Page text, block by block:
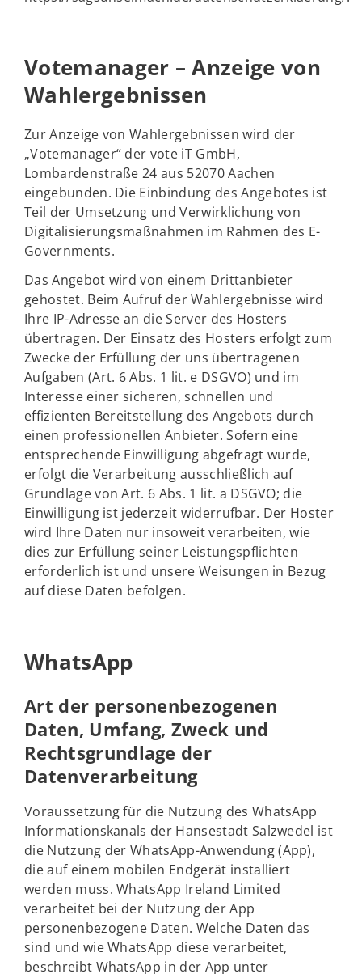
Votemanager – Anzeige von
Wahlergebnissen
Zur Anzeige von Wahlergebnissen wird der
„Votemanager“ der vote iT GmbH,
Lombardenstraße 24 aus 52070 Aachen
eingebunden. Die Einbindung des Angebotes ist
Teil der Umsetzung und Verwirklichung von
Digitalisierungsmaßnahmen im Rahmen des E-
Governments.
Das Angebot wird von einem Drittanbieter
gehostet. Beim Aufruf der Wahlergebnisse wird
Ihre IP-Adresse an die Server des Hosters
übertragen. Der Einsatz des Hosters erfolgt zum
Zwecke der Erfüllung der uns übertragenen
Aufgaben (Art. 6 Abs. 1 lit. e DSGVO) und im
Interesse einer sicheren, schnellen und
effizienten Bereitstellung des Angebots durch
einen professionellen Anbieter. Sofern eine
entsprechende Einwilligung abgefragt wurde,
erfolgt die Verarbeitung ausschließlich auf
Grundlage von Art. 6 Abs. 1 lit. a DSGVO; die
Einwilligung ist jederzeit widerrufbar. Der Hoster
wird Ihre Daten nur insoweit verarbeiten, wie
dies zur Erfüllung seiner Leistungspflichten
erforderlich ist und unsere Weisungen in Bezug
auf diese Daten befolgen.
WhatsApp
Art der personenbezogenen
Daten, Umfang, Zweck und
Rechtsgrundlage der
Datenverarbeitung
Voraussetzung für die Nutzung des WhatsApp
Informationskanals der Hansestadt Salzwedel ist
die Nutzung der WhatsApp-Anwendung (App),
die auf einem mobilen Endgerät installiert
werden muss. WhatsApp Ireland Limited
verarbeitet bei der Nutzung der App
personenbezogene Daten. Welche Daten das
sind und wie WhatsApp diese verarbeitet,
beschreibt WhatsApp in der App unter